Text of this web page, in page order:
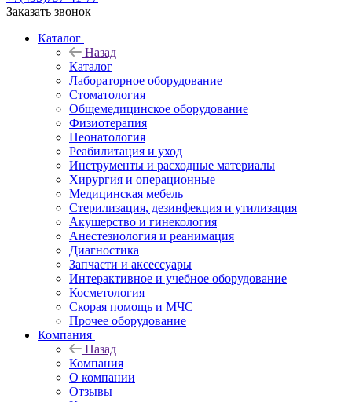
Заказать звонок
Каталог
Назад
Каталог
Лабораторное оборудование
Стоматология
Общемедицинское оборудование
Физиотерапия
Неонатология
Реабилитация и уход
Инструменты и расходные материалы
Хирургия и операционные
Медицинская мебель
Стерилизация, дезинфекция и утилизация
Акушерство и гинекология
Анестезиология и реанимация
Диагностика
Запчасти и аксессуары
Интерактивное и учебное оборудование
Косметология
Скорая помощь и МЧС
Прочее оборудование
Компания
Назад
Компания
О компании
Отзывы